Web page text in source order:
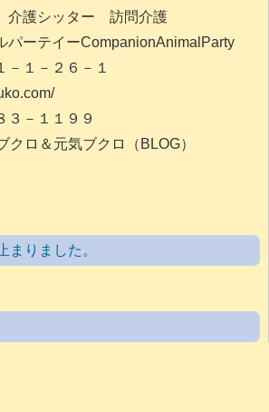
シッター 訪問介護
パーテイーCompanionAn​imalParty
－２６－１
－１１９９
＆元気ブクロ（BLOG）
りました。